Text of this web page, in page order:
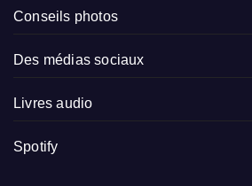
Conseils photos
Des médias sociaux
Livres audio
Spotify